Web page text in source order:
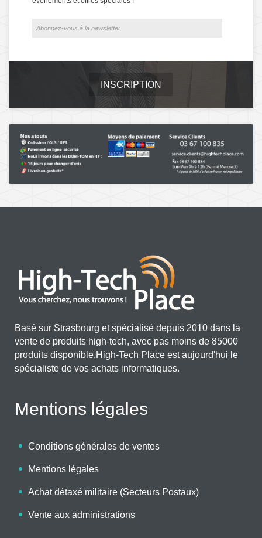
INSCRIPTION
Basé sur Strasbourg et spécialisé depuis 2010 dans la
vente de produits high-tech, avec pas moins de 85000
produits disponible,High-Tech Place est aujourd'hui le
spécialiste de vos achats informatiques.
Mentions légales
Conditions générales de ventes
Mentions légales
Achat détaxé militaire (Secteurs Postaux)
Vente aux administrations